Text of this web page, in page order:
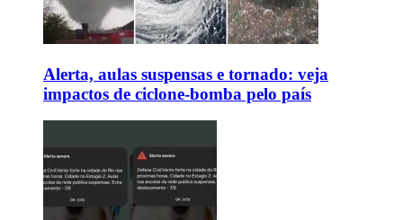
Alerta, aulas suspensas e tornado: veja
impactos de ciclone-bomba pelo país